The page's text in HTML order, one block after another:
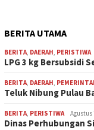
BERITA UTAMA
BERITA, DAERAH, PERISTIWA
LPG 3 kg Bersubsidi
BERITA, DAERAH,
Teluk Nibung Pulau
BERITA, PERISTIWA Agustus
Dinas Perhubungan